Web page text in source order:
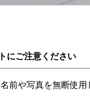
にご注意ください
前や写真を無断使用